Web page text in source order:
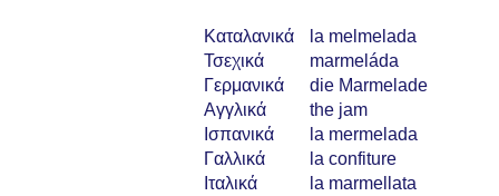
Καταλανικά
la melmelada
Τσεχικά
marmeláda
Γερμανικά
die Marmelade
Αγγλικά
the jam
Ισπανικά
la mermelada
Γαλλικά
la confiture
Ιταλικά
la marmellata